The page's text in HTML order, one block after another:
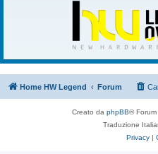
Home HW Legend Forum
Creato da phpBB®
Traduzione
Privacy |